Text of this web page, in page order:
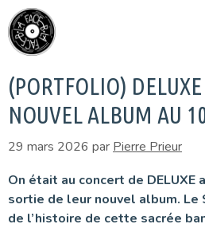
Aller
au
contenu
(PORTFOLIO)
NOUVEL ALBUM AU
29 mars 2026 par Pierre Prieur
On était au concert de DELUXE
sortie de leur nouvel album.
de l’histoire de cette sacrée